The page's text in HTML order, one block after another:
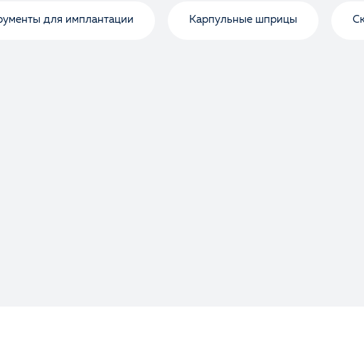
для имплантации Карпульные шприцы